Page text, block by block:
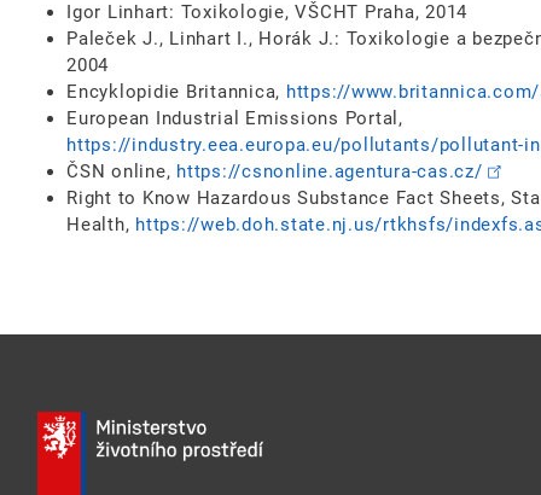
Igor Linhart: Toxikologie, VŠCHT Praha, 2014
Paleček J., Linhart I., Horák J.: Toxikologie a
2004
Encyklopidie Britannica, https://
European Industrial Emissions Portal,
https://industry.eea.europa.eu/pollutants/pollutant-
ČSN online, https://csnonline.agentura-cas.cz/
Right to Know Hazardous Substance Fact Sheets,
Health, https://web.doh.state.nj.us/rtkhsfs/